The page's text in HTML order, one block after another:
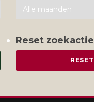
Reset zoekactie